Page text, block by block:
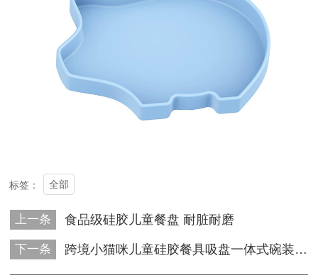
标签： 全部
上一条 食品级硅胶儿童餐盘 耐脏耐磨
下一条 跨境小猫咪儿童硅胶餐具吸盘一体式碗装宝宝硅胶餐具卡通硅胶餐盘